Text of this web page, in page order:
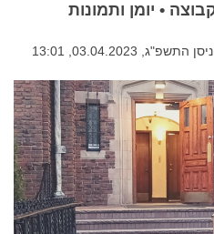
• יומן ותמונות
התשפ"ג, 03.04.2023, 13:01